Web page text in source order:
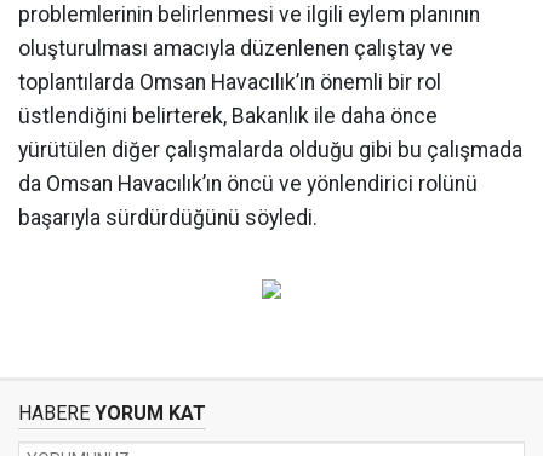
problemlerinin belirlenmesi ve ilgili eylem planının
oluşturulması amacıyla düzenlenen çalıştay ve
toplantılarda Omsan Havacılık’ın önemli bir rol
üstlendiğini belirterek, Bakanlık ile daha önce
yürütülen diğer çalışmalarda olduğu gibi bu çalışmada
da Omsan Havacılık’ın öncü ve yönlendirici rolünü
başarıyla sürdürdüğünü söyledi.
HABERE YORUM KAT